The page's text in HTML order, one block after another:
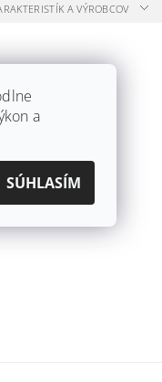
A VÝROBCOV
a
SÚHLASÍM